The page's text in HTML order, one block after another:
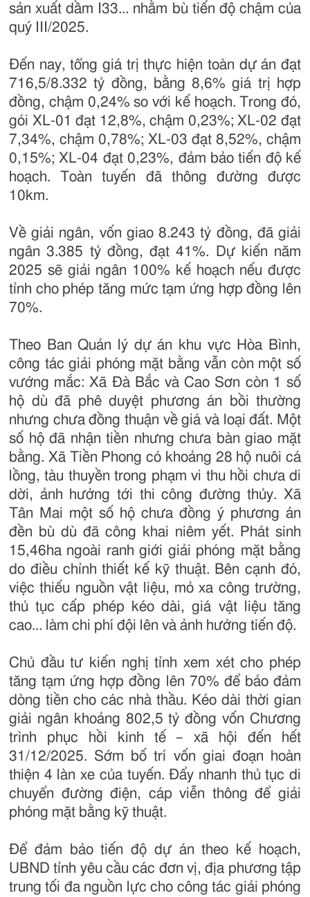
sản xuất dầm I33... nhằm bù tiến độ chậm của
quý III/2025.
Đến nay, tổng giá trị thực hiện toàn dự án đạt
716,5/8.332 tỷ đồng, bằng 8,6% giá trị hợp
đồng, chậm 0,24% so với kế hoạch. Trong đó,
gói XL-01 đạt 12,8%, chậm 0,23%; XL-02 đạt
7,34%, chậm 0,78%; XL-03 đạt 8,52%, chậm
0,15%; XL-04 đạt 0,23%, đảm bảo tiến độ kế
hoạch. Toàn tuyến đã thông đường được
10km.
Về giải ngân, vốn giao 8.243 tỷ đồng, đã giải
ngân 3.385 tỷ đồng, đạt 41%. Dự kiến năm
2025 sẽ giải ngân 100% kế hoạch nếu được
tỉnh cho phép tăng mức tạm ứng hợp đồng lên
70%.
Theo Ban Quản lý dự án khu vực Hòa Bình,
công tác giải phóng mặt bằng vẫn còn một số
vướng mắc: Xã Đà Bắc và Cao Sơn còn 1 số
hộ dù đã phê duyệt phương án bồi thường
nhưng chưa đồng thuận về giá và loại đất. Một
số hộ đã nhận tiền nhưng chưa bàn giao mặt
bằng. Xã Tiền Phong có khoảng 28 hộ nuôi cá
lồng, tàu thuyền trong phạm vi thu hồi chưa di
dời, ảnh hưởng tới thi công đường thủy. Xã
Tân Mai một số hộ chưa đồng ý phương án
đền bù dù đã công khai niêm yết. Phát sinh
15,46ha ngoài ranh giới giải phóng mặt bằng
do điều chỉnh thiết kế kỹ thuật. Bên cạnh đó,
việc thiếu nguồn vật liệu, mỏ xa công trường,
thủ tục cấp phép kéo dài, giá vật liệu tăng
cao... làm chi phí đội lên và ảnh hưởng tiến độ.
Chủ đầu tư kiến nghị tỉnh xem xét cho phép
tăng tạm ứng hợp đồng lên 70% để bảo đảm
dòng tiền cho các nhà thầu. Kéo dài thời gian
giải ngân khoảng 802,5 tỷ đồng vốn Chương
trình phục hồi kinh tế – xã hội đến hết
31/12/2025. Sớm bố trí vốn giai đoạn hoàn
thiện 4 làn xe của tuyến. Đẩy nhanh thủ tục di
chuyển đường điện, cáp viễn thông để giải
phóng mặt bằng kỹ thuật.
Để đảm bảo tiến độ dự án theo kế hoạch,
UBND tỉnh yêu cầu các đơn vị, địa phương tập
trung tối đa nguồn lực cho công tác giải phóng